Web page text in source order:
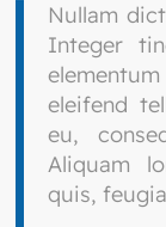
Nullam
Integer
eleifend
eu,
Aliquam
quis,